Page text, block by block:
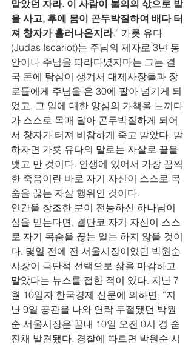
맡았던 자라. 이 사람이 불의의 삯으로 밭
을 사고, 후에 몸이 곤두박질하여 배다 터
져 창자가 흘러나온지라.” 가룟 유다
(Judas Iscariot)는 주님의 제자로 3년 동
안이나 주님을 따라다녔지마는 그는 결
국 돈에 탐심이 생겨서 대제사장들과 장
로들에게 주님을 은 30에 팔아 넘기게 되
었고, 그 일에 대한 양심의 가책을 느끼다
가 스스로 목매 달아 곤두박질하게 되어
서 창자가 터져 비참하게 죽고 말았다. 말
하자면 가룟 유다의 말로는 자살로 끝을
맺고 만 것이다. 인생에 있어서 가장 끔찍
한 죽음이란 바로 자기 자신이 스스로 목
숨을 끊는 자살 행위인 것이다.
인간을 창조한 분이 전능하신 하나님이
심을 믿는다면, 결단코 자기 자신이 스스
로 자기 목숨을 끊는 일는 하지 않을 것이
다. 몇일 전에 전 서울시장이었던 박원순
시장이 극단적 선택으로 삶을 마감하고
말았다는 뉴스를 접한 적이 있다. 지난 7
월 10일자 한국경제 신문에 의하면, “지
난 9일 공관을 나와 연락 두절됐던 박원
순 서울시장은 끝내 10일 오전 0시 경 숨
진채 발견됐다. 경찰에 따르면 박원순 시